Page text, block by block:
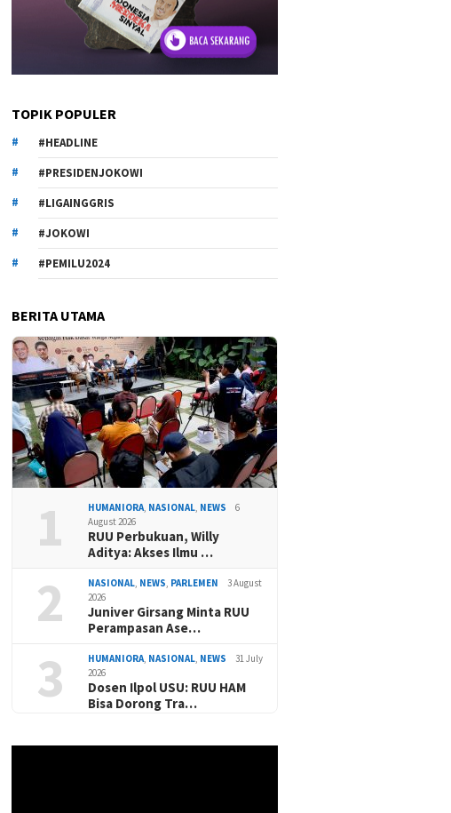
TOPIK POPULER
#HEADLINE
#PRESIDENJOKOWI
#LIGAINGGRIS
#JOKOWI
#PEMILU2024
BERITA UTAMA
1 HUMANIORA, NASIONAL, NEWS
6
August 2026
RUU Perbukuan, Willy
Aditya: Akses Ilmu …
2 NASIONAL, NEWS, PARLEMEN
3 August
2026
Juniver Girsang Minta RUU
Perampasan Ase…
3 HUMANIORA, NASIONAL, NEWS
31 July
2026
Dosen Ilpol USU: RUU HAM
Bisa Dorong Tra…